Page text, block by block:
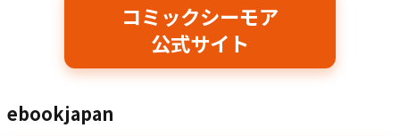
コミックシーモア
公式サイト
ebookjapan